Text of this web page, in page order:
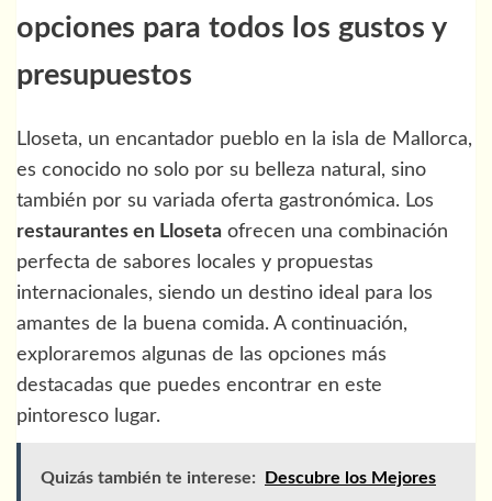
opciones para todos los gustos y
presupuestos
Lloseta, un encantador pueblo en la isla de Mallorca,
es conocido no solo por su belleza natural, sino
también por su variada oferta gastronómica. Los
restaurantes en Lloseta ofrecen una combinación
perfecta de sabores locales y propuestas
internacionales, siendo un destino ideal para los
amantes de la buena comida. A continuación,
exploraremos algunas de las opciones más
destacadas que puedes encontrar en este
pintoresco lugar.
Quizás también te interese:
Descubre los Mejores